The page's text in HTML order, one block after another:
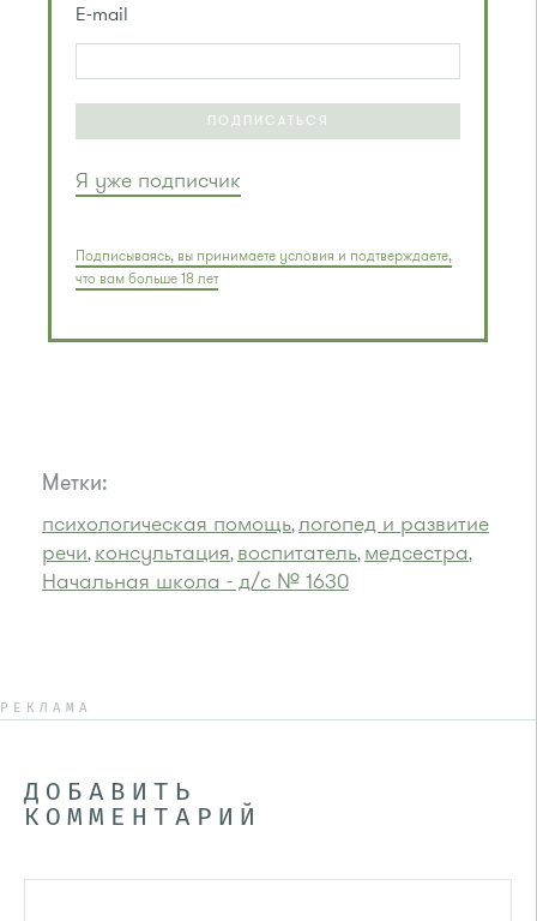
E-mail
ПОДПИСАТЬСЯ
Я уже подписчик
Подписываясь, вы принимаете условия и подтверждаете,
что вам больше 18 лет
Метки:
психологическая помощь,логопед и развитие
речи, консультация, воспитатель, медсестра,
Начальная школа - д/с № 1630
РЕКЛАМА
ДОБАВИТЬ
КОММЕНТАРИЙ